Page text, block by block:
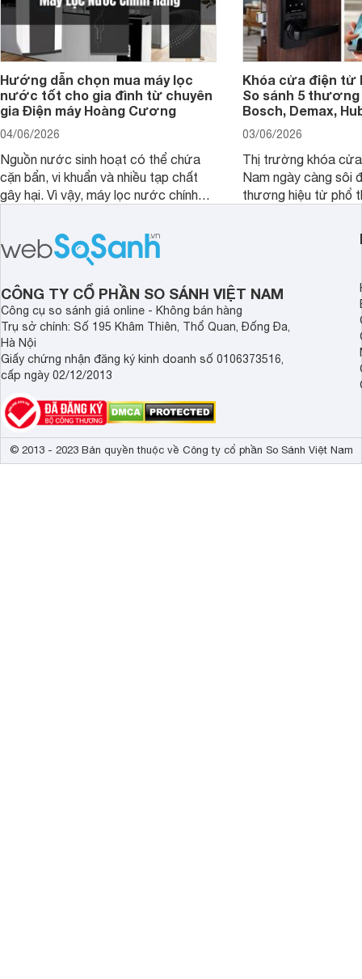
Hướng dẫn chọn mua máy lọc
nước tốt cho gia đình từ chuyên
gia Điện máy Hoàng Cương
04/06/2026
Nguồn nước sinh hoạt có thể chứa
cặn bẩn, vi khuẩn và nhiều tạp chất
gây hại. Vì vậy, máy lọc nước chính
sức khỏe và đảm bảo nguồn nước
sạch cho cả gia đình.
Khóa cửa điện tử
So sánh 5 thương
Bosch, Demax,
03/06/2026
Thị trường khóa
Nam ngày càng sôi
thương hiệu từ phổ
cửa điện tử hãng
sẽ so sánh 5
Demax, Hubert và
CÔNG TY CỔ PHẦN SO SÁNH VIỆT NAM
Công cụ so sánh giá online - Không bán hàng
Trụ sở chính: Số 195 Khâm Thiên, Thổ Quan, Đống Đa,
Hà Nội
Giấy chứng nhận đăng ký kinh doanh số 0106373516,
cấp ngày 02/12/2013
© 2013 - 2023 Bản quyền thuộc về Công ty cổ phần So Sánh Việt Nam